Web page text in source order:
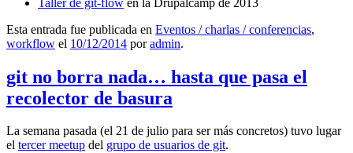
Esta entrada fue publicada en Eventos / charlas / conferencias,
workflow el 10/12/2014 poradmin.
git no borra nada… hasta que pasa el
recolector de basura
La semana pasada (el 21 de julio para ser más concretos) tuvo lugar
el tercer meetup del grupo de usuarios de git.